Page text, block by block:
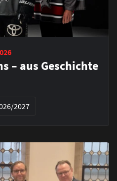
– aus Geschichte
2027